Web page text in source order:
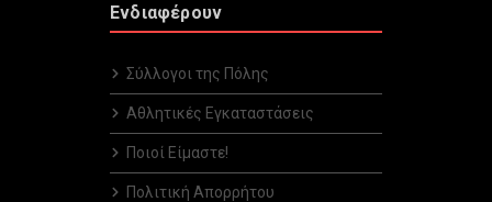
Ενδιαφέρουν
Σύλλογοι της Πόλης
Αθλητικές Εγκαταστάσεις
Ποιοί Είμαστε!
Πολιτική Απορρήτου